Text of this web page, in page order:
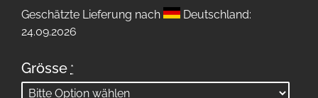
Geschätzte Lieferung nach
Deutschland:
24.09.2026
Grösse *